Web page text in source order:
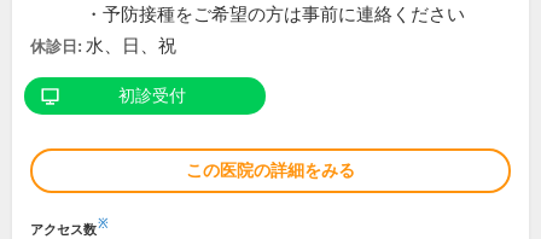
・予防接種をご希望の方は事前に連絡ください
休診日: 水、日、祝
初診受付
この医院の詳細をみる
アクセス数※